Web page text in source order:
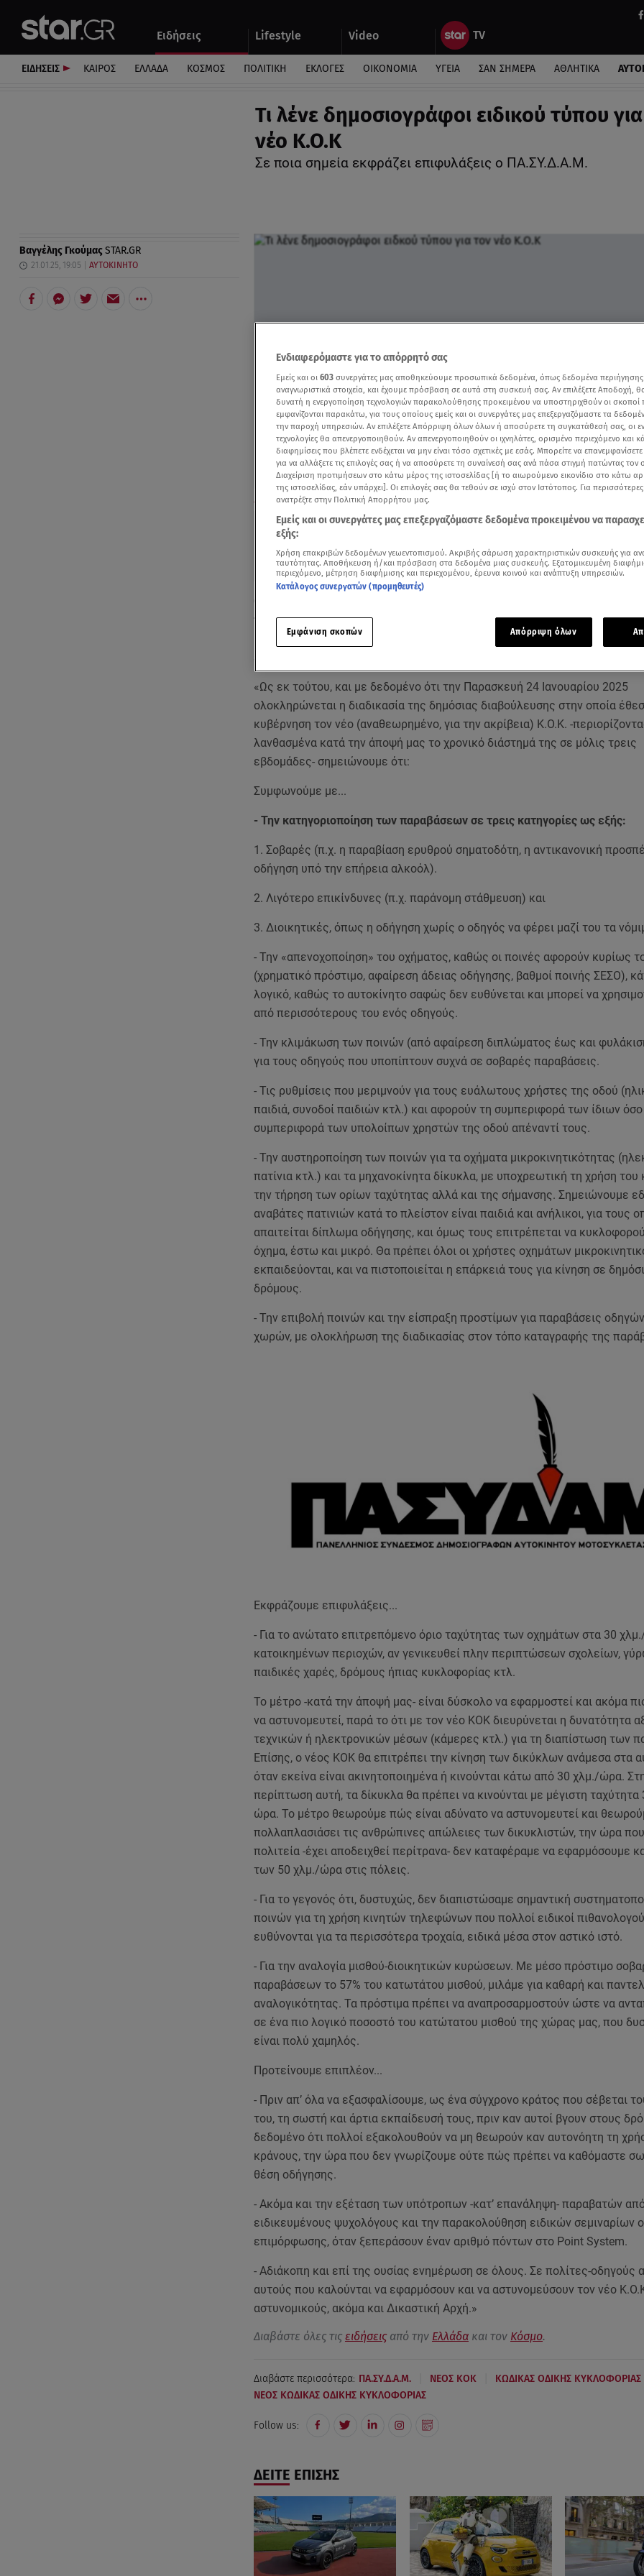
Ειδήσεις Lifestyle Video
Αυτοκίνητο
ΕΙΔΗΣΕΙΣ ΚΑΙΡΟΣ ΕΛΛΑΔΑ ΚΟΣΜΟΣ ΠΟΛΙΤΙΚΗ ΕΚΛΟΓΕΣ ΟΙΚΟΝΟΜΙΑ ΥΓΕΙΑ ΣΑΝ ΣΗΜΕΡΑ ΑΘΛΗΤΙΚΑ
Τι λένε δημοσιογράφοι ειδικού τύπου
νέο Κ.Ο.Κ
Σε ποια σημεία εκφράζει επιφυλάξεις ο ΠΑ.ΣΥ.Δ.Α.Μ.
Βαγγέλης ΓκούμαςSTAR.GR
21.01.25, 19:05 ΑΥΤΟΚΙΝΗΤΟ
Ρεπορτάζ του Γιώργου Σαραντάκου για το κεντρικό δελτίο ειδήσεων του Star
Δείτε περισσότερα άρθρα μας στα αποτελέσματα αναζήτησης
Add star.gr on Google
O Πανελλήνιος Σύνδεσμος Δημοσιογράφων Αυτοκινήτου Μοτοσυκλέτας
τοποθετείται στο πλαίσιο της δημόσιας διαβούλευσης για τον νέο Κώδικα
Κυκλοφορίας, με τα μέλη που απαρτίζουν τον Σύνδεσμο να έχουν την
«Ως εκ τούτου, και με δεδομένο ότι την Παρασκευή 24 Ιανουαρίου 2025
ολοκληρώνεται η διαδικασία της δημόσιας διαβούλευσης στην οποία
κυβέρνηση τον νέο (αναθεωρημένο, για την ακρίβεια) Κ.Ο.Κ. -
λανθασμένα κατά την άποψή μας το χρονικό διάστημά της σε μόλις τρεις
εβδομάδες- σημειώνουμε ότι:
Συμφωνούμε με...
- Την κατηγοριοποίηση των παραβάσεων σε τρεις κατηγορίες ως εξής:
1. Σοβαρές (π.χ. η παραβίαση ερυθρού σηματοδότη, η αντικανονική
οδήγηση υπό την επήρεια αλκοόλ).
2. Λιγότερο επικίνδυνες (π.χ. παράνομη στάθμευση) και
3. Διοικητικές, όπως η οδήγηση χωρίς ο οδηγός να φέρει μαζί του τα
- Την «απενοχοποίηση» του οχήματος, καθώς οι ποινές αφορούν κυρίως
(χρηματικό πρόστιμο, αφαίρεση άδειας οδήγησης, βαθμοί ποινής ΣΕΣΟ),
λογικό, καθώς το αυτοκίνητο σαφώς δεν ευθύνεται και μπορεί να
από περισσότερους του ενός οδηγούς.
- Την κλιμάκωση των ποινών (από αφαίρεση διπλώματος έως και
για τους οδηγούς που υποπίπτουν συχνά σε σοβαρές παραβάσεις.
- Τις ρυθμίσεις που μεριμνούν για τους ευάλωτους χρήστες της οδού
παιδιά, συνοδοί παιδιών κτλ.) και αφορούν τη συμπεριφορά των ίδιων όσο
συμπεριφορά των υπολοίπων χρηστών της οδού απέναντί τους.
- Την αυστηροποίηση των ποινών για τα οχήματα μικροκινητικότητας
πατίνια κτλ.) και τα μηχανοκίνητα δίκυκλα, με υποχρεωτική τη χρήση του
την τήρηση των ορίων ταχύτητας αλλά και της σήμανσης. Σημειώνουμε
αναβάτες πατινιών κατά το πλείστον είναι παιδιά και ανήλικοι, για τους
απαιτείται δίπλωμα οδήγησης, και όμως τους επιτρέπεται να
όχημα, έστω και μικρό. Θα πρέπει όλοι οι χρήστες οχημάτων
εκπαιδεύονται, και να πιστοποιείται η επάρκειά τους για κίνηση σε
δρόμους.
- Την επιβολή ποινών και την είσπραξη προστίμων για παραβάσεις
χωρών, με ολοκλήρωση της διαδικασίας στον τόπο καταγραφής της
Εκφράζουμε επιφυλάξεις...
- Για το ανώτατο επιτρεπόμενο όριο ταχύτητας των οχημάτων στα 30
κατοικημένων περιοχών, αν γενικευθεί πλην περιπτώσεων σχολείων,
παιδικές χαρές, δρόμους ήπιας κυκλοφορίας κτλ.
Το μέτρο -κατά την άποψή μας- είναι δύσκολο να εφαρμοστεί και ακόμα
να αστυνομευτεί, παρά το ότι με τον νέο ΚΟΚ διευρύνεται η δυνατότητα
τεχνικών ή ηλεκτρονικών μέσων (κάμερες κτλ.) για τη διαπίστωση των
Επίσης, ο νέος ΚΟΚ θα επιτρέπει την κίνηση των δικύκλων ανάμεσα στα
όταν εκείνα είναι ακινητοποιημένα ή κινούνται κάτω από 30 χλμ./ώρα.
περίπτωση αυτή, τα δίκυκλα θα πρέπει να κινούνται με μέγιστη ταχύτητα
ώρα. Το μέτρο θεωρούμε πώς είναι αδύνατο να αστυνομευτεί και
πολλαπλασιάσει τις ανθρώπινες απώλειες των δικυκλιστών, την ώρα
πολιτεία -έχει αποδειχθεί περίτρανα- δεν καταφέραμε να εφαρμόσουμε
των 50 χλμ./ώρα στις πόλεις.
- Για το γεγονός ότι, δυστυχώς, δεν διαπιστώσαμε σημαντική
ποινών για τη χρήση κινητών τηλεφώνων που πολλοί ειδικοί
ευθύνονται για τα περισσότερα τροχαία, ειδικά μέσα στον αστικό ιστό.
- Για την αναλογία μισθού-διοικητικών κυρώσεων. Με μέσο πρόστιμο
παραβάσεων το 57% του κατωτάτου μισθού, μιλάμε για καθαρή και
αναλογικότητας. Τα πρόστιμα πρέπει να αναπροσαρμοστούν ώστε να
σε ένα πιο λογικό ποσοστό του κατώτατου μισθού της χώρας μας, που
είναι πολύ χαμηλός.
Προτείνουμε επιπλέον...
- Πριν απ’ όλα να εξασφαλίσουμε, ως ένα σύγχρονο κράτος που σέβεται
του, τη σωστή και άρτια εκπαίδευσή τους, πριν καν αυτοί βγουν στους
δεδομένο ότι πολλοί εξακολουθούν να μη θεωρούν καν αυτονόητη τη
κράνους, την ώρα που δεν γνωρίζουμε ούτε πώς πρέπει να καθόμαστε
θέση οδήγησης.
- Ακόμα και την εξέταση των υπότροπων -κατ’ επανάληψη- παραβατών
ειδικευμένους ψυχολόγους και την παρακολούθηση ειδικών σεμιναρίων
επιμόρφωσης, όταν ξεπεράσουν έναν αριθμό πόντων στο Point System.
- Αδιάκοπη και επί της ουσίας ενημέρωση σε όλους. Σε πολίτες-οδηγούς
αυτούς που καλούνται να εφαρμόσουν και να αστυνομεύσουν τον νέο
αστυνομικούς, ακόμα και Δικαστική Αρχή.»
Διαβάστε όλες τις ειδήσειςαπό την Ελλάδακαι τον Κόσμο.
Διαβάστε περισσότερα: ΠΑ.ΣΥ.Δ.Α.Μ. ΝΕΟΣ ΚΟΚ ΚΩΔΙΚΑΣ ΟΔΙΚΗΣ ΚΥΚΛΟΦΟΡΙΑΣ
ΝΕΟΣ ΚΩΔΙΚΑΣ ΟΔΙΚΗΣ ΚΥΚΛΟΦΟΡΙΑΣ
Follow us:
ΔΕΙΤΕ ΕΠΙΣΗΣ
Ενδιαφερόμαστε για το απόρρητό σας
Εμείς και οι 603 συνεργάτες μας αποθηκεύουμε προσωπικά δεδομένα, όπως δεδομένα
αναγνωριστικά στοιχεία, και έχουμε πρόσβαση σε αυτά στη συσκευή σας. Αν επιλέξετε Αποδοχή,
δυνατή η ενεργοποίηση τεχνολογιών παρακολούθησης προκειμένου να υποστηριχθούν οι σκοποί
εμφανίζονται παρακάτω, για τους οποίους εμείς και οι συνεργάτες μας επεξεργαζόμαστε τα
την παροχή υπηρεσιών. Αν επιλέξετε Απόρριψη όλων όλων ή αποσύρετε τη συγκατάθεσή σας, οι
τεχνολογίες θα απενεργοποιηθούν. Αν απενεργοποιηθούν οι ιχνηλάτες, ορισμένο περιεχόμενο και
διαφημίσεις που βλέπετε ενδέχεται να μην είναι τόσο σχετικές με εσάς. Μπορείτε να
για να αλλάξετε τις επιλογές σας ή να αποσύρετε τη συναίνεσή σας ανά πάσα στιγμή πατώντας τον
Διαχείριση προτιμήσεων στο κάτω μέρος της ιστοσελίδας [ή το αιωρούμενο εικονίδιο στο κάτω
της ιστοσελίδας, εάν υπάρχει]. Οι επιλογές σας θα τεθούν σε ισχύ στον Ιστότοπος. Για
ανατρέξτε στην Πολιτική Απορρήτου μας.
Εμείς και οι συνεργάτες μας επεξεργαζόμαστε δεδομένα προκειμένου να
εξής:
Χρήση επακριβών δεδομένων γεωεντοπισμού. Ακριβής σάρωση χαρακτηριστικών συσκευής για
ταυτότητας. Αποθήκευση ή/και πρόσβαση στα δεδομένα μιας συσκευής. Εξατομικευμένη
περιεχόμενο, μέτρηση διαφήμισης και περιεχομένου, έρευνα κοινού και ανάπτυξη υπηρεσιών.
Κατάλογος συνεργατών (προμηθευτές)
Εμφάνιση σκοπών Απόρριψη όλων